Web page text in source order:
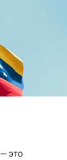
это